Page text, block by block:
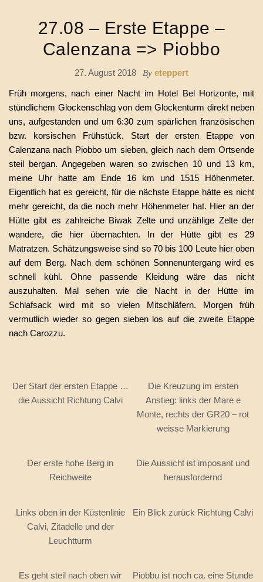
27.08 – Erste Etappe –
Calenzana => Piobbo
27. August 2018 By eteppert
Früh morgens, nach einer Nacht im Hotel Bel Horizonte, mit
stündlichem Glockenschlag von dem Glockenturm direkt neben
uns, aufgestanden und um 6:30 zum spärlichen französischen
bzw. korsischen Frühstück. Start der ersten Etappe von
Calenzana nach Piobbo um sieben, gleich nach dem Ortsende
steil bergan. Angegeben waren so zwischen 10 und 13 km,
meine Uhr hatte am Ende 16 km und 1515 Höhenmeter.
Eigentlich hat es gereicht, für die nächste Etappe hätte es nicht
mehr gereicht, da die noch mehr Höhenmeter hat. Hier an der
Hütte gibt es zahlreiche Biwak Zelte und unzählige Zelte der
wandere, die hier übernachten. In der Hütte gibt es 29
Matratzen. Schätzungsweise sind so 70 bis 100 Leute hier oben
auf dem Berg. Nach dem schönen Sonnenuntergang wird es
schnell kühl. Ohne passende Kleidung wäre das nicht
auszuhalten. Mal sehen wie die Nacht in der Hütte im
Schlafsack wird mit so vielen Mitschläfern. Morgen früh
vermutlich wieder so gegen sieben los auf die zweite Etappe
nach Carozzu.
Der Start der ersten Etappe …
die Aussicht Richtung Calvi
Die Kreuzung im ersten
Anstieg: links der Mare e
Monte, rechts der GR20 – rot
weisse Markierung
Der erste hohe Berg in
Reichweite
Die Aussicht ist imposant und
herausfordernd
Links oben in der Küstenlinie
Calvi, Zitadelle und der
Leuchtturm
Ein Blick zurück Richtung Calvi
Es geht steil nach oben wir
Piobbu ist noch ca. eine Stunde